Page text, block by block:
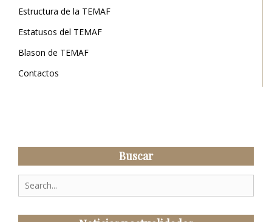
Estructura de la TEMAF
Estatusos del TEMAF
Blason de TEMAF
Contactos
Buscar
Search
for: